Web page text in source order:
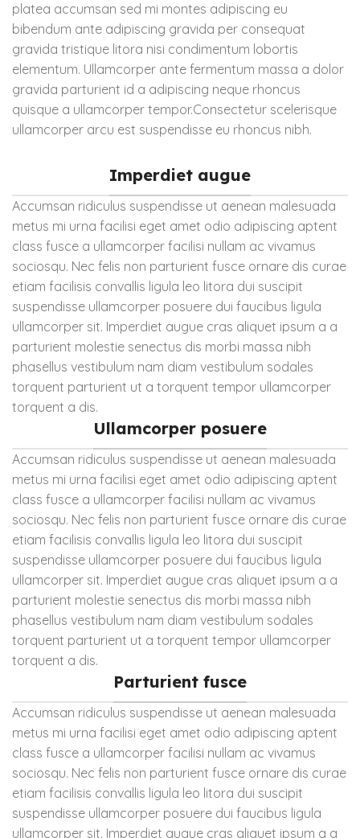
platea accumsan sed mi montes adipiscing eu
bibendum ante adipiscing gravida per consequat
gravida tristique litora nisi condimentum lobortis
elementum. Ullamcorper ante fermentum massa a dolor
gravida parturient id a adipiscing neque rhoncus
quisque a ullamcorper tempor.Consectetur scelerisque
ullamcorper arcu est suspendisse eu rhoncus nibh.
Imperdiet augue
Accumsan ridiculus suspendisse ut aenean malesuada
metus mi urna facilisi eget amet odio adipiscing aptent
class fusce a ullamcorper facilisi nullam ac vivamus
sociosqu. Nec felis non parturient fusce ornare dis curae
etiam facilisis convallis ligula leo litora dui suscipit
suspendisse ullamcorper posuere dui faucibus ligula
ullamcorper sit. Imperdiet augue cras aliquet ipsum a a
parturient molestie senectus dis morbi massa nibh
phasellus vestibulum nam diam vestibulum sodales
torquent parturient ut a torquent tempor ullamcorper
torquent a dis.
Ullamcorper posuere
Accumsan ridiculus suspendisse ut aenean malesuada
metus mi urna facilisi eget amet odio adipiscing aptent
class fusce a ullamcorper facilisi nullam ac vivamus
sociosqu. Nec felis non parturient fusce ornare dis curae
etiam facilisis convallis ligula leo litora dui suscipit
suspendisse ullamcorper posuere dui faucibus ligula
ullamcorper sit. Imperdiet augue cras aliquet ipsum a a
parturient molestie senectus dis morbi massa nibh
phasellus vestibulum nam diam vestibulum sodales
torquent parturient ut a torquent tempor ullamcorper
torquent a dis.
Parturient fusce
Accumsan ridiculus suspendisse ut aenean malesuada
metus mi urna facilisi eget amet odio adipiscing aptent
class fusce a ullamcorper facilisi nullam ac vivamus
sociosqu. Nec felis non parturient fusce ornare dis curae
etiam facilisis convallis ligula leo litora dui suscipit
suspendisse ullamcorper posuere dui faucibus ligula
ullamcorper sit. Imperdiet augue cras aliquet ipsum a a